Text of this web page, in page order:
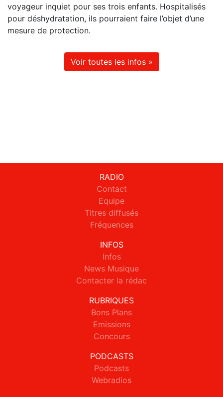
voyageur inquiet pour ses trois enfants. Hospitalisés
pour déshydratation, ils pourraient faire l’objet d’une
mesure de protection.
Voir toutes les infos »
RADIO
Contact
Equipe
Titres diffusés
Fréquences
INFOS
Infos
News Musique
Contacter la rédac
RUBRIQUES
Bons Plans
Emissions
Concours
PODCASTS
Podcasts
Webradios